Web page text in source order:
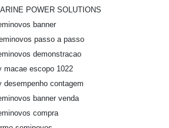
POWER SOLUTIONS
banner
passo a passo
demonstracao
macae escopo 1022
desempenho contagem
banner venda
compra